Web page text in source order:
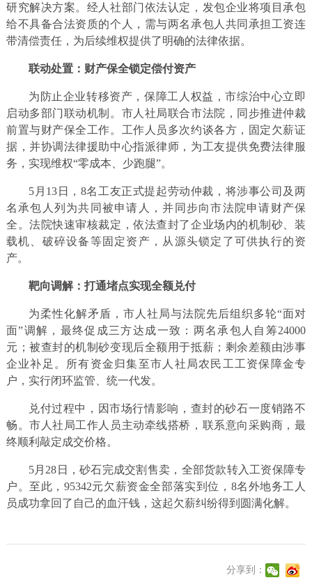
研究解决方案。经人社部门依法认定，发包企业将项目承包
给不具备合法资质的个人，需与两名承包人共同承担工资连
带清偿责任，为后续维权提供了明确的法律依据。
联动处置：财产保全锁定偿付资产
为防止企业转移资产，保障工人权益，市综治中心立即
启动多部门联动机制。市人社局联合市法院，同步推进仲裁
前置与财产保全工作。工作人员多次约谈各方，固定欠薪证
据，并协调法律援助中心指派律师，为工友提供免费法律服
务，实现维权“零成本、少跑腿”。
5月13日，8名工友正式提起劳动仲裁，将涉事公司及两
名承包人列为共同被申请人，并同步向市法院申请财产保
全。法院快速审核裁定，依法查封了企业场内的机制砂、装
载机、破碎设备等固定资产，从源头锁定了可供执行的资
产。
靶向调解：打通堵点实现全额兑付
为柔性化解矛盾，市人社局与法院先后组织多轮“面对
面”调解，最终促成三方达成一致：两名承包人自筹24000
元；被查封的机制砂变现后全额用于抵薪；剩余差额由涉事
企业补足。所有资金归集至市人社局农民工工资保障金专
户，实行闭环监管、统一代发。
兑付过程中，因市场行情影响，查封的砂石一度销路不
畅。市人社局工作人员主动牵线搭桥，联系意向采购商，最
终顺利敲定成交价格。
5月28日，砂石完成交割售卖，全部货款转入工资保障专
户。至此，95342元欠薪资金全部落实到位，8名外地务工人
员成功拿回了自己的血汗钱，这起欠薪纠纷得到圆满化解。
分享到：